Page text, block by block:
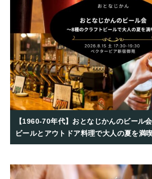
【1960-70年代】おとなじかんのビール
ビールとアウトドア料理で大人の夏を満